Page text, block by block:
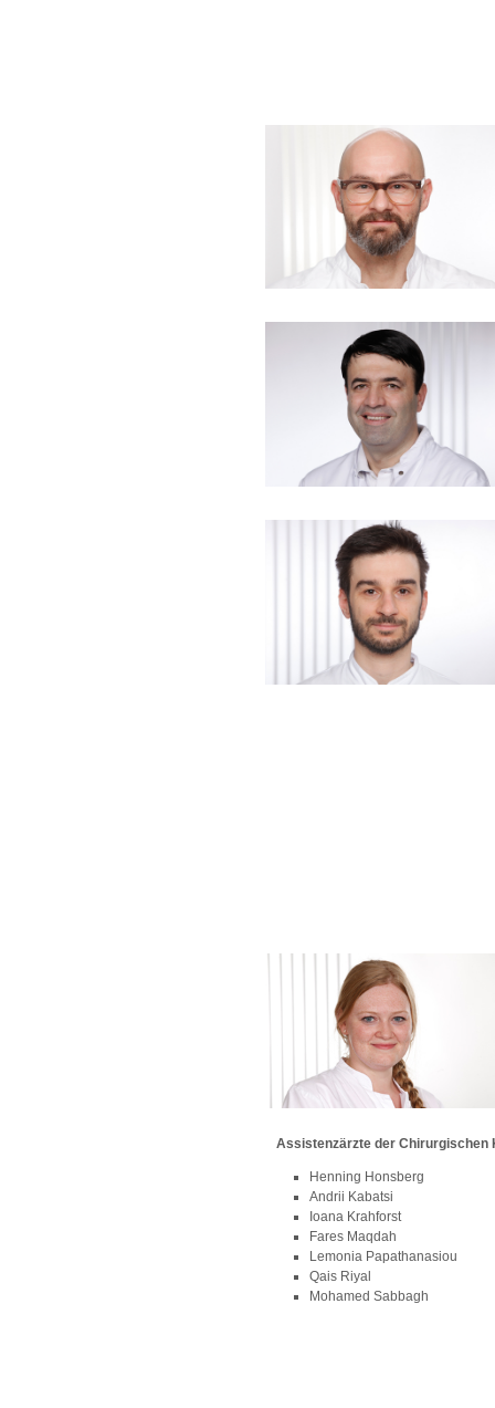
Assistenzärzte der Chirurgischen
Henning Honsberg
Andrii Kabatsi
Ioana Krahforst
Fares Maqdah
Lemonia Papathanasiou
Qais Riyal
Mohamed Sabbagh